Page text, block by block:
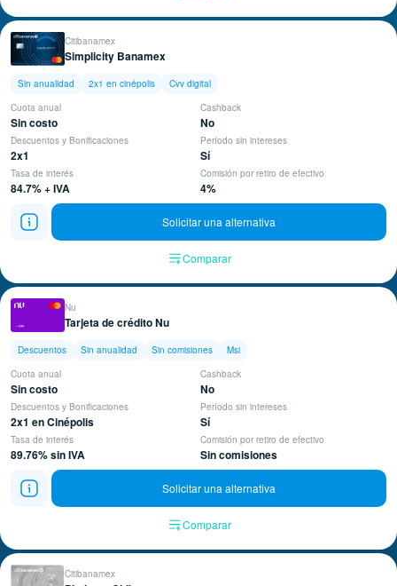
Citibanamex
Simplicity Banamex
Sin anualidad 2x1 en cinépolis
Cvv digital
Cuota anual
Sin costo
Cashback
No
Descuentos y Bonificaciones
2x1
Período sin intereses
Sí
Tasa de interés
84.7% + IVA
Comisión por retiro de efectivo
4%
Solicitar una alternativa
Comparar
Nu
Tarjeta de crédito Nu
Descuentos Sin anualidad Sin comisiones
Msi
Cuota anual
Sin costo
Cashback
No
Descuentos y Bonificaciones
2x1 en Cinépolis
Período sin intereses
Sí
Tasa de interés
89.76% sin IVA
Comisión por retiro de efectivo
Sin comisiones
Solicitar una alternativa
Comparar
Citibanamex